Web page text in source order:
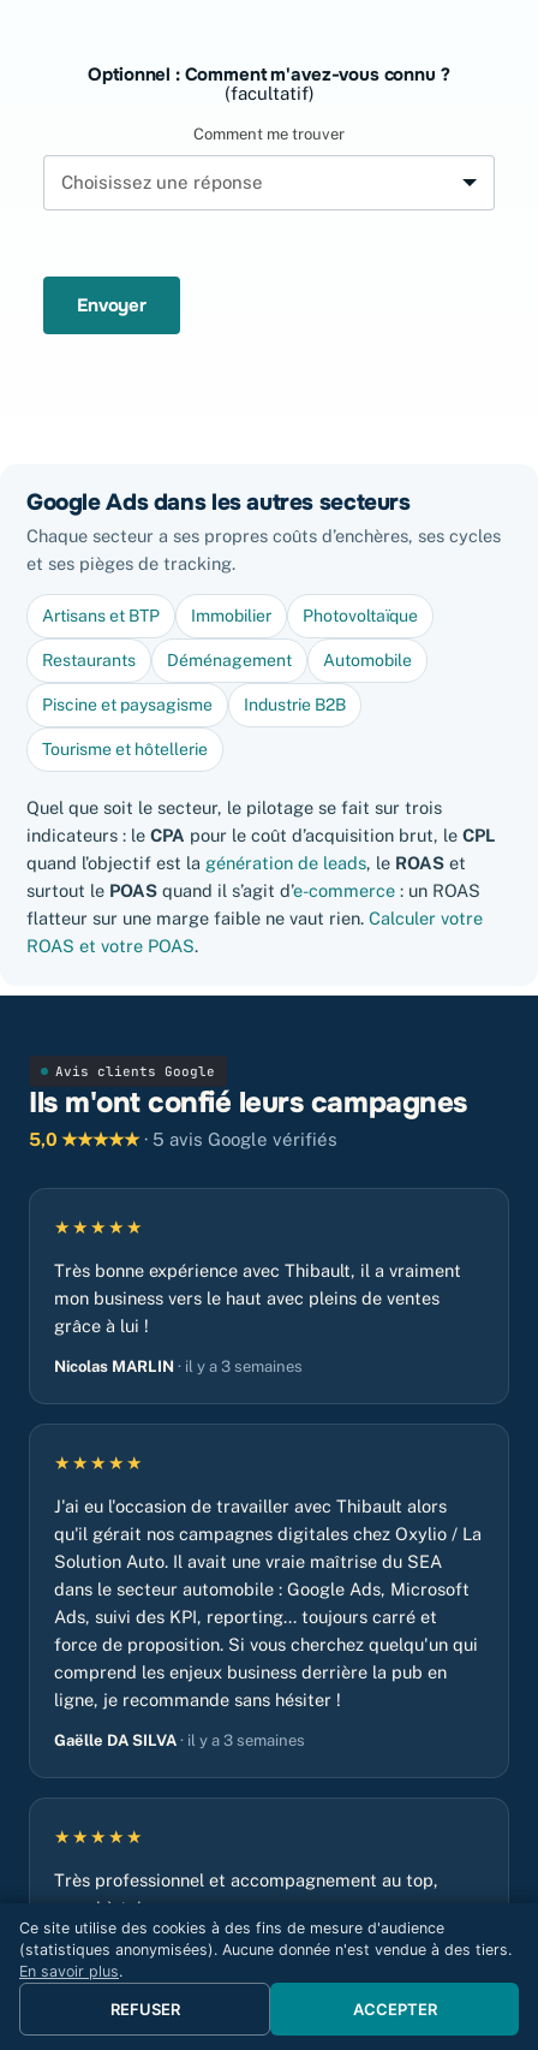
Optionnel : Comment m'avez-vous connu ?
(facultatif)
Comment me trouver
Envoyer
Google Ads dans les autres secteurs
Chaque secteur a ses propres coûts d’enchères, ses cycles
et ses pièges de tracking.
Artisans et BTP Immobilier Photovoltaïque
Restaurants Déménagement Automobile
Piscine et paysagisme Industrie B2B
Tourisme et hôtellerie
Quel que soit le secteur, le pilotage se fait sur trois
indicateurs : le CPA pour le coût d’acquisition brut, le CPL
quand l’objectif est la génération de leads, le ROAS et
surtout le POAS quand il s’agit d’e-commerce : un ROAS
flatteur sur une marge faible ne vaut rien. Calculer votre
ROAS et votre POAS.
Avis clients Google
Ils m'ont confié leurs campagnes
5,0 ★★★★★· 5 avis Google vérifiés
★★★★★
Très bonne expérience avec Thibault, il a vraiment
mon business vers le haut avec pleins de ventes
grâce à lui !
Nicolas MARLIN · il y a 3 semaines
★★★★★
J'ai eu l'occasion de travailler avec Thibault alors
qu'il gérait nos campagnes digitales chez Oxylio / La
Solution Auto. Il avait une vraie maîtrise du SEA
dans le secteur automobile : Google Ads, Microsoft
Ads, suivi des KPI, reporting... toujours carré et
force de proposition. Si vous cherchez quelqu'un qui
comprend les enjeux business derrière la pub en
ligne, je recommande sans hésiter !
Gaëlle DA SILVA · il y a 3 semaines
★★★★★
Très professionnel et accompagnement au top,
merci à toi.
Tarik Aziz· il y a 3 semaines
Ce site utilise des cookies à des fins de mesure d'audience
(statistiques anonymisées). Aucune donnée n'est vendue à des tiers.
En savoir plus.
REFUSER ACCEPTER